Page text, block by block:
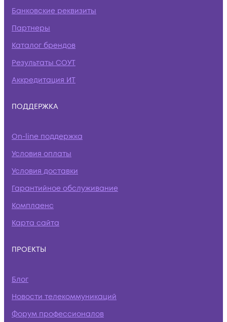
Банковские реквизиты
Партнеры
Каталог брендов
Результаты СОУТ
Аккредитация ИТ
ПОДДЕРЖКА
On-line поддержка
Условия оплаты
Условия доставки
Гарантийное обслуживание
Комплаенс
Карта сайта
ПРОЕКТЫ
Блог
Новости телекоммуникаций
Форум профессионалов